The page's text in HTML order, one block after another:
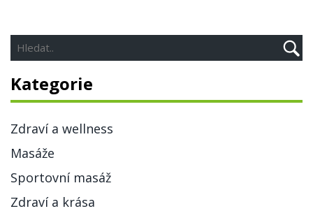
Kategorie
Zdraví a wellness
Masáže
Sportovní masáž
Zdraví a krása